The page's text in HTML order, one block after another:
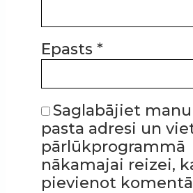
Epasts*
Saglabājiet
pasta adresi un
pārlūkprogrammā
nākamajai reizei,
pievienot